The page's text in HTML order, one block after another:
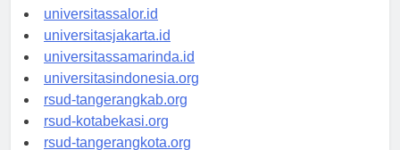
universitaswalesi.id
universitassalor.id
universitasjakarta.id
universitassamarinda.id
universitasindonesia.org
rsud-tangerangkab.org
rsud-kotabekasi.org